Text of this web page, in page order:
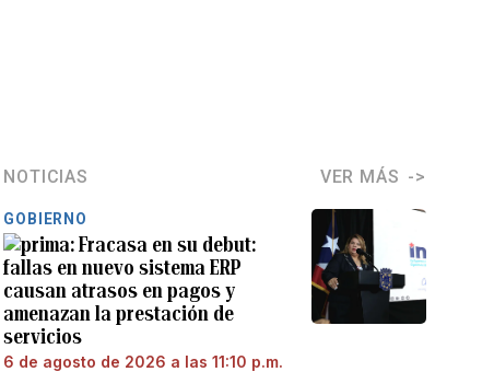
NOTICIAS VER MÁS
GOBIERNO
Fracasa en su debut:
fallas en nuevo sistema ERP
causan atrasos en pagos y
amenazan la prestación de
servicios
6 de agosto de 2026 a las 11:10 p.m.